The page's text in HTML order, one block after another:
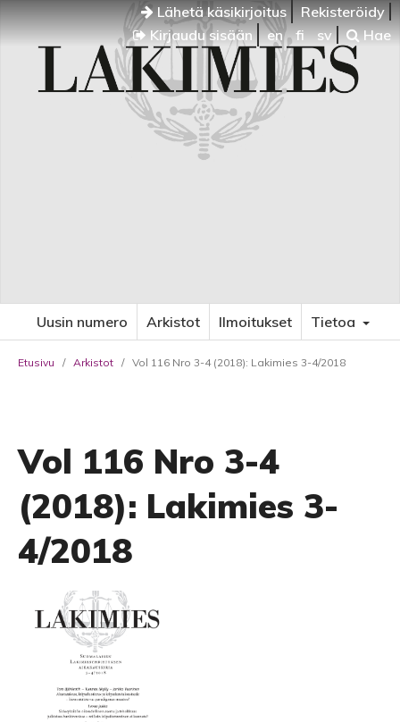
Lähetä käsikirjoitus
Rekisteröidy
Kirjaudu sisään
en fi sv Hae
Uusin numero Arkistot Ilmoitukset Tietoa
Etusivu / Arkistot / Vol 116 Nro 3-4 (2018): Lakimies 3-4/2018
Vol 116 Nro 3-4
(2018): Lakimies 3-
4/2018